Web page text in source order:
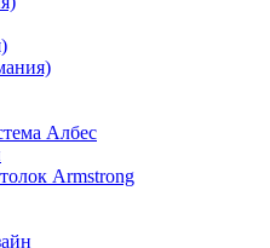
Албес
Armstrong